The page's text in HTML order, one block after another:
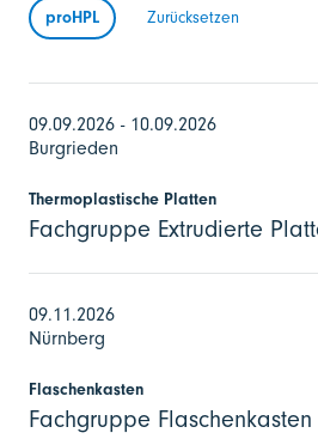
proHPL Zurücksetzen
09.09.2026 - 10.09.2026
Burgrieden
Thermoplastische Platten
Fachgruppe Extrudierte
09.11.2026
Nürnberg
Flaschenkasten
Fachgruppe Flaschenkasten